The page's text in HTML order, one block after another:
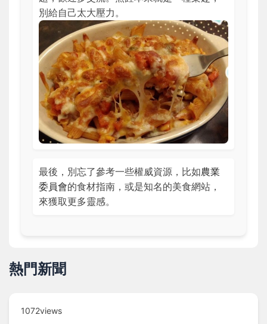
別給自己太大壓力。
最後，別忘了參考一些權威資源，比如農業
委員會的食材指南，或是知名的美食網站，
來獲取更多靈感。
熱門新聞
1072views